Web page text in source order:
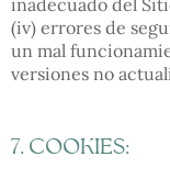
inadecuado del
(iv) errores de
un mal
versiones no
7. COOKIES: